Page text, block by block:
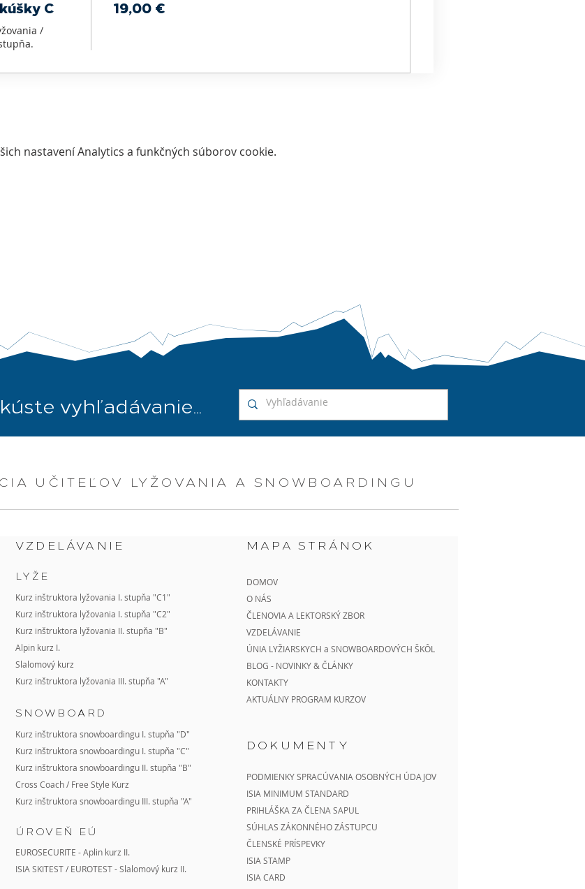
C
/
19,00 €
nastavení Analytics a funkčných súborov cookie.
vyhľadávanie...
UČITEĽOV LYŽOVANIA A SNOWBOARDINGU
VZDELÁVANIE
LYŽE
Kurz inštruktora lyžovania I. stupňa "C1"
Kurz inštruktora lyžovania I. stupňa "C2"
Kurz inštruktora lyžovania II. stupňa "B"
Alpin kurz I.
Slalomový kurz
Kurz inštruktora lyžovania III. stupňa "A"
SNOWBOARD
Kurz inštruktora snowboardingu I. stupňa "D"
Kurz inštruktora snowboardingu I. stupňa "C"
Kurz inštruktora snowboardingu II. stupňa "B"
Cross Coach/ Free Style Kurz
Kurz inštruktora snowboardingu III. stupňa "A"
ÚROVEŇ EÚ
EUROSECURITE - Aplin kurz II.
ISIA SKITEST / EUROTEST - Slalomový kurz II.
MAPA STRÁNOK
DOMOV
O NÁS
ČLENOVIA A LEKTORSKÝ ZBOR
VZDELÁVANIE
ÚNIA LYŽIARSKYCH a SNOWBOARDOVÝCH ŠKÔL
BLOG - NOVINKY & ČLÁNKY
KONTAKTY
AKTUÁLNY PROGRAM KURZOV
DOKUMENTY
PODMIENKY SPRACÚVANIA OSOBNÝCH ÚDAJOV
ISIA MINIMUM STANDARD
PRIHLÁŠKA ZA ČLENA SAPUL
SÚHLAS ZÁKONNÉHO ZÁSTUPCU
ČLENSKÉ PRÍSPEVKY
ISIA STAMP
ISIA CARD